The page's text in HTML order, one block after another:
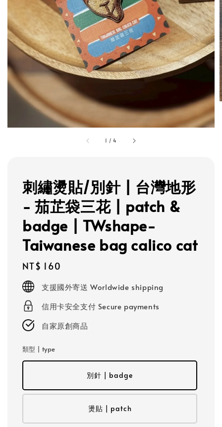
1 /4
刺繡燙貼/別針 | 台灣地形
- 茄芷袋三花 | patch &
badge | TWshape-
Taiwanese bag calico cat
Regular
price
NT$ 160
支援國外寄送 Worldwide shipping
信用卡安全支付 Secure payments
自家原創商品
類型 | type
別針 | badge
燙貼 | patch